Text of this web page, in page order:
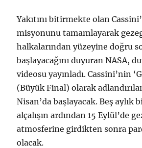
Yakıtını bitirmekte olan
misyonunu tamamlayarak
halkalarından yüzeyine doğru
başlayacağını duyuran NASA,
videosu yayınladı. Cassini’nin
(Büyük Final) olarak
Nisan’da başlayacak. Beş aylık
alçalışın ardından 15 Eylül’de
atmosferine girdikten sonra
olacak.